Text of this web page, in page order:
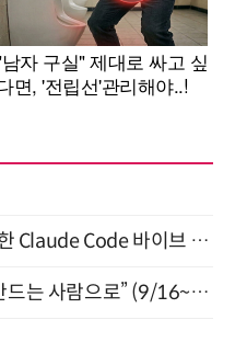
"모든 담당자(비개발자)를 위한 Claude Code 바이브 코딩 2-day 부트캠프" 9월 16~17일 개최
“AI에게 묻는 사람에서, AI로 만드는 사람으로” (9/16~17)